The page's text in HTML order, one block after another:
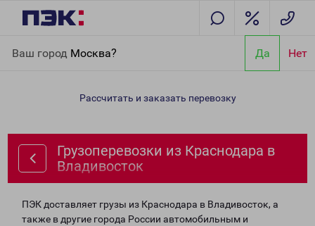
Ваш город Москва? Да Нет
Владивосток
Рассчитать и заказать перевозку
Грузоперевозки из Краснодара в
Владивосток
ПЭК доставляет грузы из Краснодара в Владивосток, а
также в другие города России автомобильным и